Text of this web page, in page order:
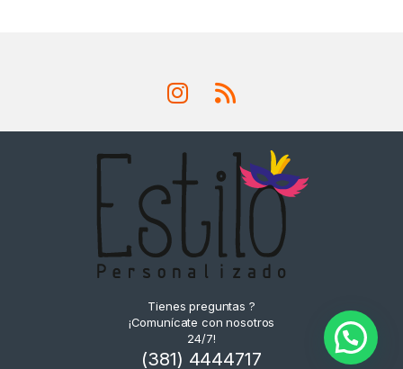
Tienes preguntas ?
¡Comunícate con nosotros
24/7!
(381) 4444717